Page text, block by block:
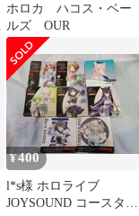
ホロカ ハコス・ベー
ルズ OUR
¥400
l*s様 ホロライブ
JOYSOUND コースター